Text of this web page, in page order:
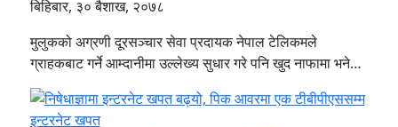
बिहिबार, ३० बैशाख, २०७८
मुलुकको अग्रणी दूरसञ्चार सेवा प्रदायक नेपाल टेलिकमले
ग्राहकबाट गर्ने आम्दानीमा उल्लेख्य सुधार गरे पनि खुद नाफामा भने…